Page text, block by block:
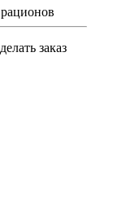
заказ